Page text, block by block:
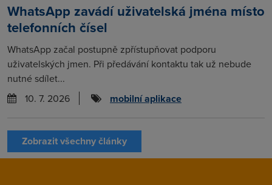
WhatsApp zavádí uživatelská jména místo
telefonních čísel
WhatsApp začal postupně zpřístupňovat podporu
uživatelských jmen. Při předávání kontaktu tak už nebude
nutné sdílet...
10. 7. 2026
mobilní aplikace
Zobrazit všechny články